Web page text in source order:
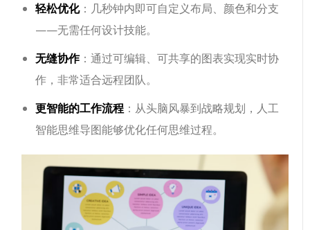
轻松优化：几秒钟内即可自定义布局、颜色和分支
——无需任何设计技能。
无缝协作：通过可编辑、可共享的图表实现实时协
作，非常适合远程团队。
更智能的工作流程 ：从头脑风暴到战略规划，人工
智能思维导图能够优化任何思维过程。